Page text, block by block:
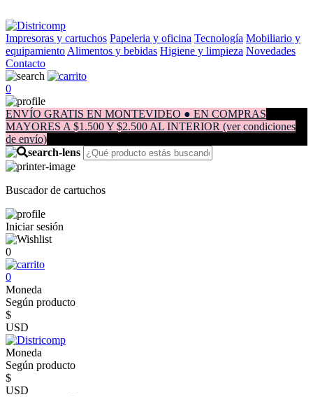
Impresoras y cartuchos Papeleria y oficina Tecnología Mobiliario y
equipamiento Alimentos y bebidas Higiene y limpieza Novedades
Contacto
0
ENVÍO GRATIS EN MONTEVIDEO ● EN COMPRAS
MAYORES A $1.500 Y $2.500 AL INTERIOR (ver condiciones
de envío)
Buscador de cartuchos
Iniciar sesión
0
0
Moneda
Según producto
$
USD
Moneda
Según producto
$
USD